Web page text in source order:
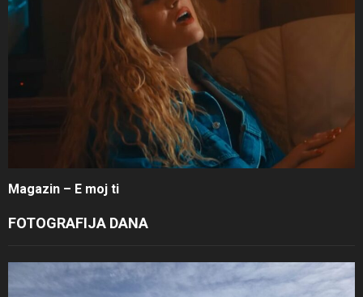
Magazin – E moj ti
FOTOGRAFIJA DANA